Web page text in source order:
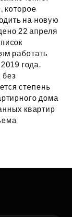
которое
на новую
22 апреля
работать
года.
степень
дома
квартир